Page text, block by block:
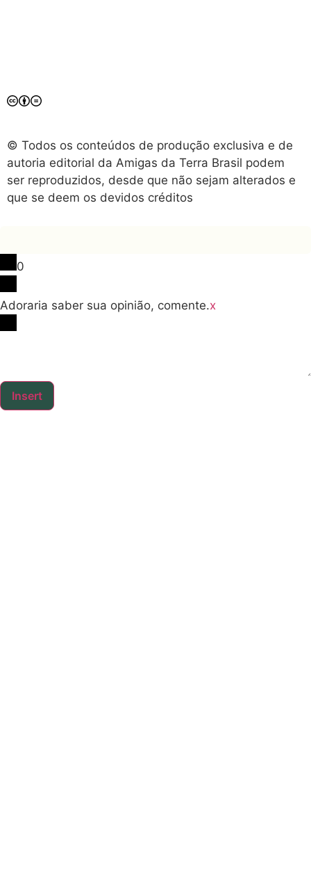
© Todos os conteúdos de produção exclusiva e de
autoria editorial da Amigas da Terra Brasil podem
ser reproduzidos, desde que não sejam alterados e
que se deem os devidos créditos
0
Adoraria saber sua opinião, comente.x
Insert